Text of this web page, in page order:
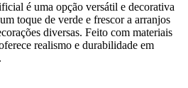
é uma opção versátil e decorativa
toque de verde e frescor a arranjos
diversas. Feito com materiais
realismo e durabilidade em